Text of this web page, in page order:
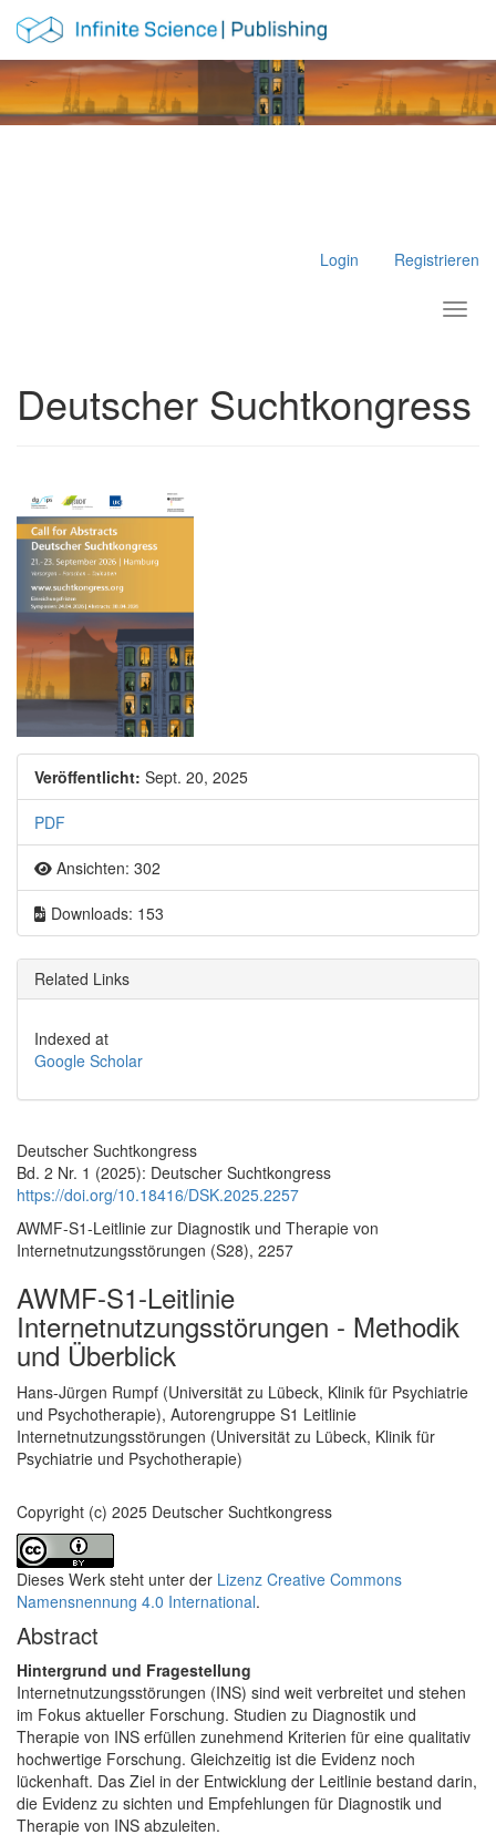
Hauptinhalt
Sidebar
Login Registrieren
Deutscher Suchtkongress
Artikel-Sidebar
Veröffentlicht: Sept. 20, 2025
PDF
Ansichten: 302
Downloads: 153
Related Links
Indexed at
Google Scholar
Deutscher Suchtkongress
Bd. 2 Nr. 1 (2025): Deutscher Suchtkongress
https://doi.org/10.18416/DSK.2025.2257
AWMF-S1-Leitlinie zur Diagnostik und Therapie von
Internetnutzungsstörungen (S28), 2257
AWMF-S1-Leitlinie
Internetnutzungsstörungen - Methodik
und Überblick
Hauptsächlicher Artikelinhalt
Hans-Jürgen Rumpf (Universität zu Lübeck, Klinik für Psychiatrie
und Psychotherapie), Autorengruppe S1 Leitlinie
Internetnutzungsstörungen (Universität zu Lübeck, Klinik für
Psychiatrie und Psychotherapie)
Copyright (c) 2025 Deutscher Suchtkongress
Dieses Werk steht unter der Lizenz Creative Commons
Namensnennung 4.0 International.
Abstract
Hintergrund und Fragestellung
Internetnutzungsstörungen (INS) sind weit verbreitet und stehen
im Fokus aktueller Forschung. Studien zu Diagnostik und
Therapie von INS erfüllen zunehmend Kriterien für eine qualitativ
hochwertige Forschung. Gleichzeitig ist die Evidenz noch
lückenhaft. Das Ziel in der Entwicklung der Leitlinie bestand darin,
die Evidenz zu sichten und Empfehlungen für Diagnostik und
Therapie von INS abzuleiten.